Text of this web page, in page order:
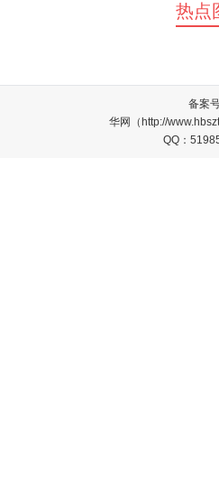
热点
备案
华网（http://
QQ：